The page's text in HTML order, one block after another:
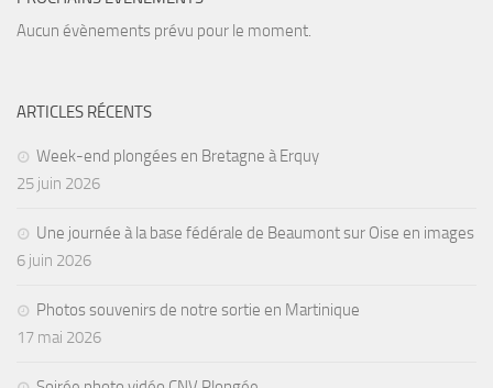
Sorties 2023
Sorties 2021
Sorties 2019
sorties 2017
Aucun évènements prévu pour le moment.
ARTICLES RÉCENTS
Week-end plongées en Bretagne à Erquy
25 juin 2026
Une journée à la base fédérale de Beaumont sur Oise en images
6 juin 2026
Photos souvenirs de notre sortie en Martinique
17 mai 2026